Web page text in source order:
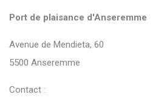
Port de plaisance d'Anseremme
Avenue de Mendieta, 60
5500 Anseremme
Contact :